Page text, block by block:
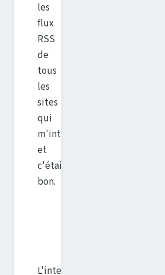
les
flux
RSS
de
tous
les
sites
qui
m'intéressaient,
et
c'était
bon.
L'interface